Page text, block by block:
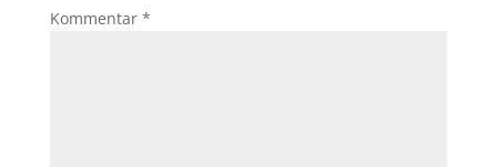
Kommentar *